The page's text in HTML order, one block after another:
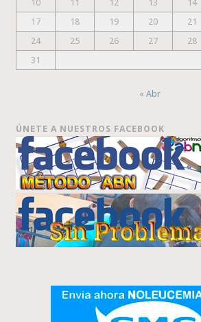
10
11 12 13 14
17
18 19 20 21
24
25 26 27 28
31
« Abr
ÚNETE A NUESTROS FACEBOOK